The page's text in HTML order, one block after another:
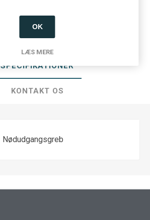
SPECIFIKATIONER
KONTAKT OS
Nødudgangsgreb
OK
LÆS MERE